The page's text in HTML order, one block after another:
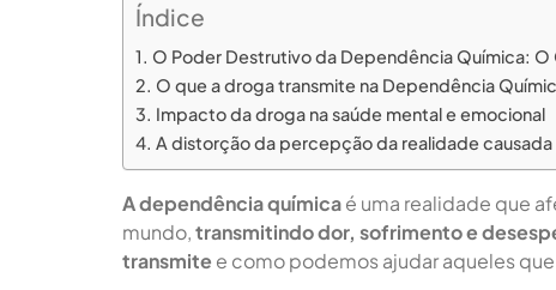
Índice
O Poder Destrutivo da Dependência Química: O
O que a droga transmite na Dependência
Impacto da droga na saúde mental e emocional
A distorção da percepção da realidade
A dependência químicaé uma realidade que
mundo,transmitindo dor, sofrimento e
transmite e como podemos ajudar aqueles